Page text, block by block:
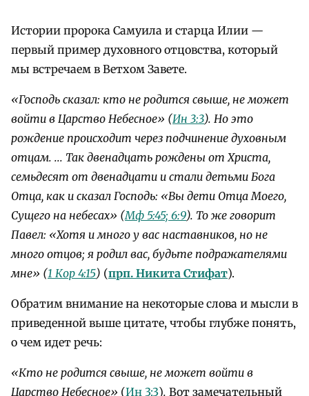
Истории пророка Самуила и старца Илии —
первый пример духовного отцовства, который
мы встречаем в Ветхом Завете.
«Господь сказал: кто не родится свыше, не может
войти в Царство Небесное» (Ин 3:3). Но это
рождение происходит через подчинение духовным
отцам. ... Так двенадцать рождены от Христа,
семьдесят от двенадцати и стали детьми Бога
Отца, как и сказал Господь: «Вы дети Отца Моего,
Сущего на небесах» (Мф 5:45; 6:9). То же говорит
Павел: «Хотя и много у вас наставников, но не
много отцов; я родил вас, будьте подражателями
мне» (1 Кор 4:15) (прп. Никита Стифат).
Обратим внимание на некоторые слова и мысли в
приведенной выше цитате, чтобы глубже понять,
о чем идет речь:
«Кто не родится свыше, не может войти в
Царство Небесное» (Ин 3:3). Вот замечательный